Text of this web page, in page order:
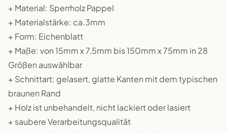
+ Material: Sperrholz Pappel
+ Materialstärke: ca.3mm
+ Form: Eichenblatt
+ Maße: von 15mm x 7,5mm bis 150mm x 75mm in 28
Größen auswählbar
+ Schnittart: gelasert, glatte Kanten mit dem typischen
braunen Rand
+ Holz ist unbehandelt, nicht lackiert oder lasiert
+ saubere Verarbeitungsqualität